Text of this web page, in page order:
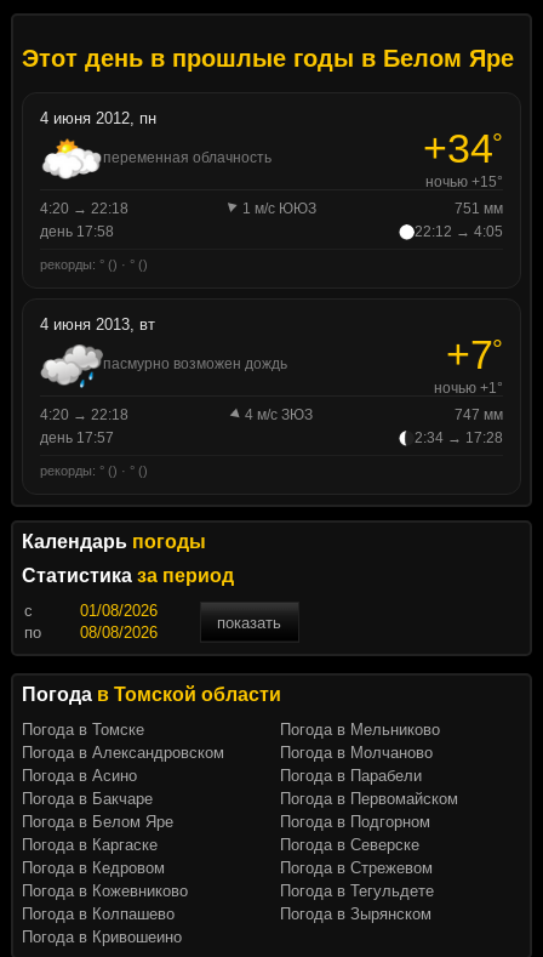
Этот день в прошлые годы в Белом Яре
4 июня 2012, пн
переменная облачность +34°
ночью +15°
4:20 → 22:18
1 м/с ЮЮЗ
751 мм
день 17:58
22:12 → 4:05
рекорды: ° () · ° ()
4 июня 2013, вт
пасмурно возможен дождь +7°
ночью +1°
4:20 → 22:18
4 м/с ЗЮЗ
747 мм
день 17:57
2:34 → 17:28
рекорды: ° () · ° ()
Календарь погоды
Статистика за период
c
показать
по
Погода в Томской области
Погода в Томске
Погода в Александровском
Погода в Асино
Погода в Бакчаре
Погода в Белом Яре
Погода в Каргаске
Погода в Кедровом
Погода в Кожевниково
Погода в Колпашево
Погода в Кривошеино
Погода в Мельниково
Погода в Молчаново
Погода в Парабели
Погода в Первомайском
Погода в Подгорном
Погода в Северске
Погода в Стрежевом
Погода в Тегульдете
Погода в Зырянском